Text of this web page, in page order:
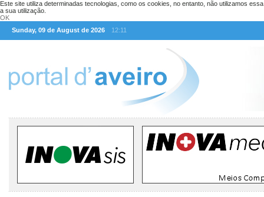
Este site utiliza determinadas tecnologias, como os cookies, no entanto, não utilizamos
a sua utilização.
OK
Sunday, 09 de August de 2026
12:11